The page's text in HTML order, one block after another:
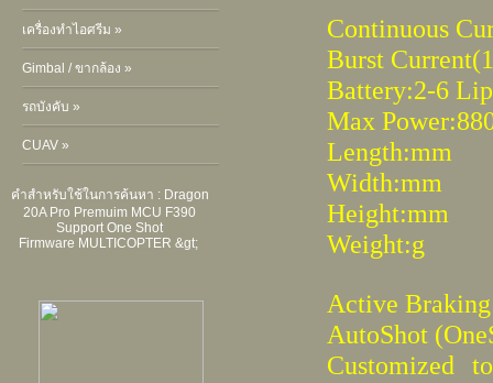
เครื่องทำไอศรีม »
Gimbal / ขากล้อง »
รถบังคับ »
CUAV »
คำสำหรับใช้ในการค้นหา : Dragon
20A Pro Premuim MCU F390
Support One Shot
Firmware MULTICOPTER &gt;
Continuous
Burst
Battery:2-6
Max
Length:mm
Width:mm
Height:mm
Weight:g
Active
AutoShot
Customized